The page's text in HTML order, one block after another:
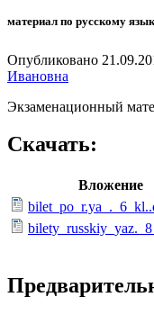
материал по русскому
Опубликовано
Ивановна
Экзаменационный
Скачать:
Вложение